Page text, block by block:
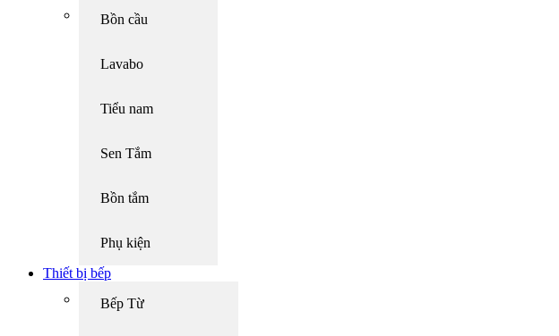
Bồn cầu
Lavabo
Tiểu nam
Sen Tắm
Bồn tắm
Phụ kiện
Thiết bị bếp
Bếp Từ